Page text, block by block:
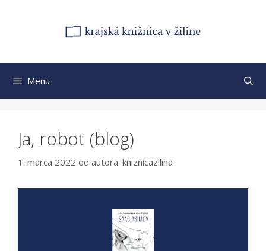
Menu
Ja, robot (blog)
1. marca 2022 od autora: kniznicazilina